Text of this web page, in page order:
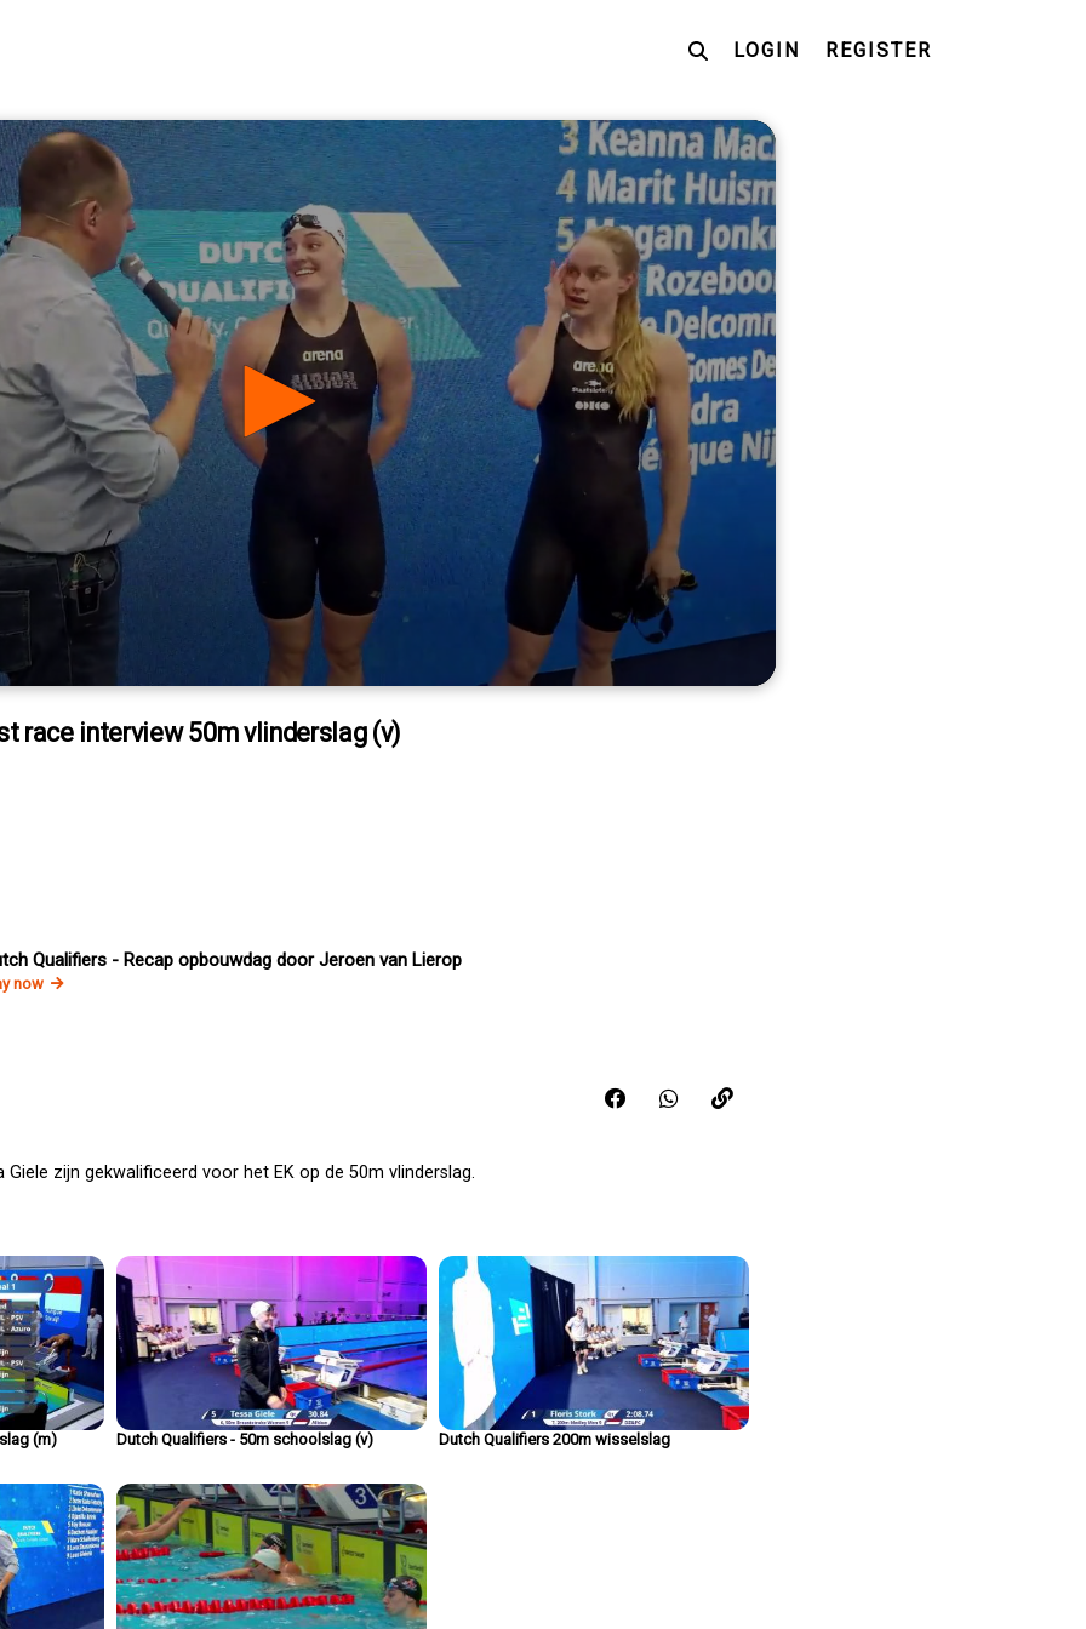
LOGIN REGISTER
race interview 50m vlinderslag (v)
Qualifiers - Recap opbouwdag door Jeroen van Lierop
now
Share this video on FaceBook
Share this video on WhatsApp
Copy the link for this video
Giele zijn gekwalificeerd voor het EK op de 50m vlinderslag.
(m) Dutch Qualifiers - 50m schoolslag (v) Dutch Qualifiers 200m wisselslag